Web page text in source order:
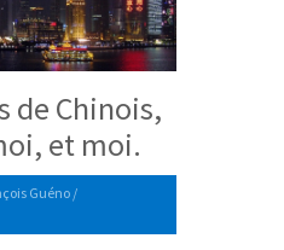
de Chinois,
et moi.
Guéno /